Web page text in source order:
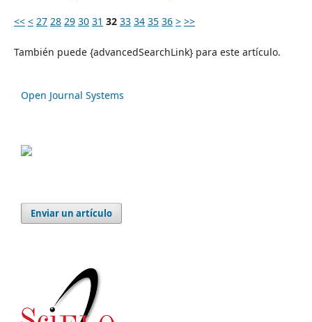
<< < 27 28 29 30 31 32 33 34 35 36 > >>
También puede {advancedSearchLink} para este artículo.
Open Journal Systems
Enviar un artículo